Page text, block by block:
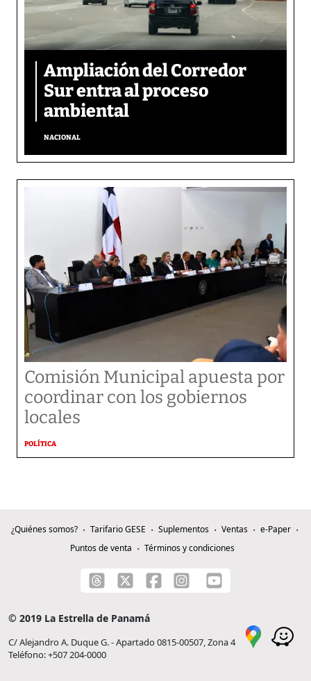
Ampliación del Corredor
Sur entra al proceso
ambiental
NACIONAL
Comisión Municipal apuesta por
coordinar con los gobiernos
locales
POLÍTICA
¿Quiénes somos? Tarifario GESE Suplementos Ventas
e-Paper
Puntos de venta
Términos y condiciones
© 2019 La Estrella de Panamá
C/ Alejandro A. Duque G. - Apartado 0815-00507, Zona 4
Teléfono: +507 204-0000